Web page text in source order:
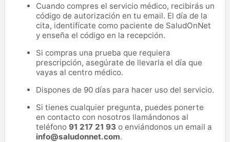
Cuando compres el servicio médico, recibirás un
código de autorización en tu email. El día de la
cita, identifícate como paciente de SaludOnNet
y enseña el código en la recepción.
Si compras una prueba que requiera
prescripción, asegúrate de llevarla el día que
vayas al centro médico.
Dispones de 90 días para hacer uso del servicio.
Si tienes cualquier pregunta, puedes ponerte
en contacto con nosotros llamándonos al
teléfono 91 217 21 93 o enviándonos un email a
info@saludonnet.com.